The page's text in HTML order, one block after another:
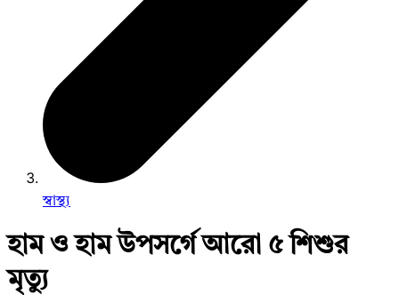
স্বাস্থ্য
হাম ও হাম উপসর্গে আরো ৫ শিশুর
মৃত্যু